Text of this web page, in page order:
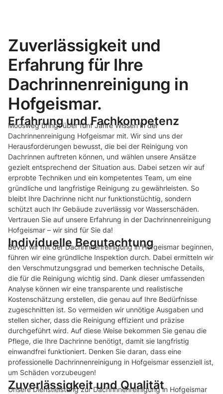
Zuverlässigkeit und
Erfahrung für Ihre
Dachrinnenreinigung in
Hofgeismar.
Erfahrung und Fachkompetenz
Moosweg bringt über fünf Jahre Wissen in der
Dachrinnenreinigung Hofgeismar mit. Wir sind uns der
Herausforderungen bewusst, die bei der Reinigung von
Dachrinnen auftreten können, und wählen unsere Ansätze
gezielt entsprechend der Situation aus. Dabei setzen wir auf
erprobte Techniken und ein kompetentes Team, um eine
gründliche und langfristige Reinigung zu gewährleisten. So
bleibt Ihre Dachrinne nicht nur funktionstüchtig, sondern
schützt auch Ihr Gebäude zuverlässig vor Wasserschäden.
Vertrauen Sie auf unsere Erfahrung in der Dachrinnenreinigung
Hofgeismar – wir sind für Sie da!
Individuelle Begutachtung
Bevor wir mit der Dachrinnenreinigung in Hofgeismar beginnen,
führen wir eine gründliche Inspektion durch. Dabei ermitteln wir
den Verschmutzungsgrad und bemerken technische Details,
die für die Reinigung wichtig sind. Dank dieser umfassenden
Analyse können wir eine transparente und realistische
Kostenschätzung erstellen, die genau auf Ihre Bedürfnisse
zugeschnitten ist. So vermeiden wir unnötige Ausgaben und
stellen sicher, dass die Reinigung effizient und präzise
durchgeführt wird. Auf diese Weise bekommen Sie genau die
Pflege, die Ihre Dachrinne benötigt, damit sie langfristig
einwandfrei funktioniert. Denken Sie daran, dass eine
professionelle Dachrinnenreinigung in Hofgeismar essenziell ist,
um Schäden vorzubeugen!
Zuverlässigkeit und Qualität
Unsere Dienstleistung zur Dachrinnenreinigung in Hofgeismar